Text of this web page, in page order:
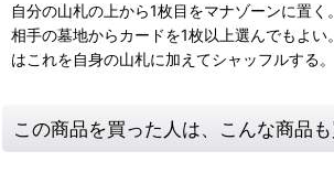
自分の山札の上から1枚目をマナゾーンに置く。
相手の墓地からカードを1枚以上選んでもよ
はこれを自身の山札に加えてシャッフルする。
この商品を買った人は、こんな商品